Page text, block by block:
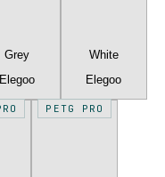
Grey
Elegoo
White
Elegoo
PETG PRO